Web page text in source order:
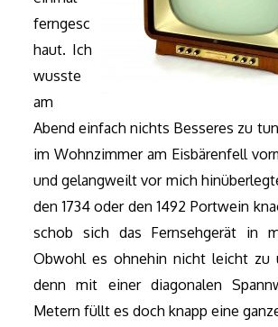
ferngesc
haut. Ich
wusste
am
Abend einfach nichts Besseres zu
im Wohnzimmer am Eisbärenfell
und gelangweilt vor mich
den 1734 oder den 1492 Portwein
schob sich das Fernsehgerät in
Obwohl es ohnehin nicht leicht zu
denn mit einer diagonalen
Metern füllt es doch knapp eine